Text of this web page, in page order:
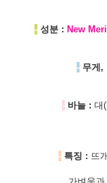
- 성분 : New
- 무게,
- 바늘 : 대
- 특징 : 뜨